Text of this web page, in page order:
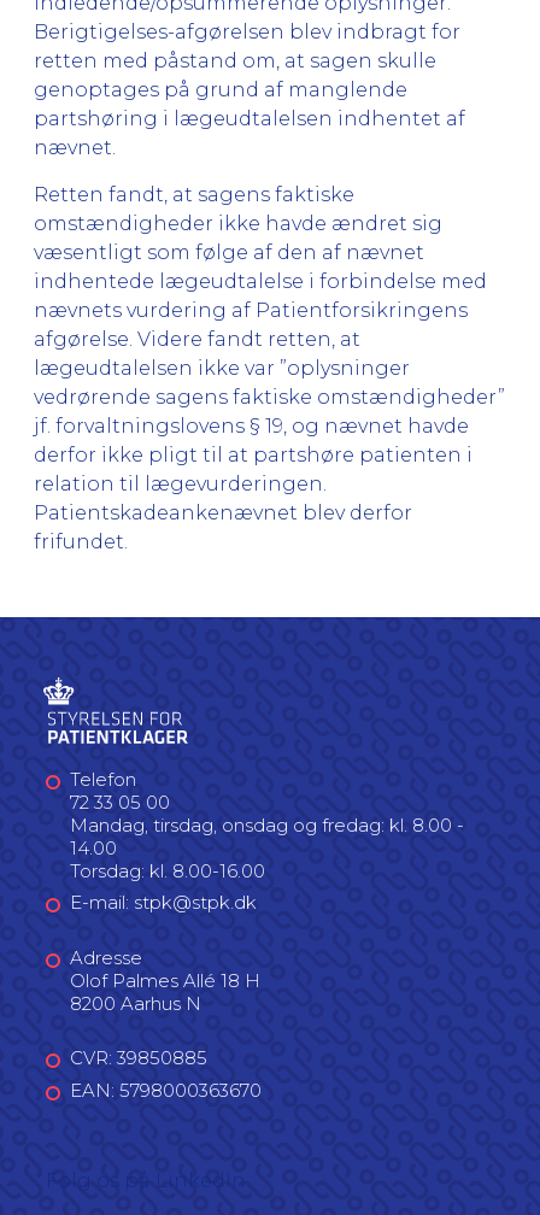
Berigtigelses-afgørelsen blev indbragt for
retten med påstand om, at sagen skulle
genoptages på grund af manglende
partshøring i lægeudtalelsen indhentet af
nævnet.
Retten fandt, at sagens faktiske
omstændigheder ikke havde ændret sig
væsentligt som følge af den af nævnet
indhentede lægeudtalelse i forbindelse med
nævnets vurdering af Patientforsikringens
afgørelse. Videre fandt retten, at
lægeudtalelsen ikke var ”oplysninger
vedrørende sagens faktiske omstændigheder”
jf. forvaltningslovens § 19, og nævnet havde
derfor ikke pligt til at partshøre patienten i
relation til lægevurderingen.
Patientskadeankenævnet blev derfor
frifundet.
Telefon
72 33 05 00
Mandag, tirsdag, onsdag og fredag: kl. 8.00 -
14.00
Torsdag: kl. 8.00-16.00
E-mail: stpk@stpk.dk
Adresse
Olof Palmes Allé 18 H
8200 Aarhus N
CVR: 39850885
EAN: 5798000363670